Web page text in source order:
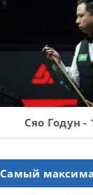
Сяо Годун -
Самый